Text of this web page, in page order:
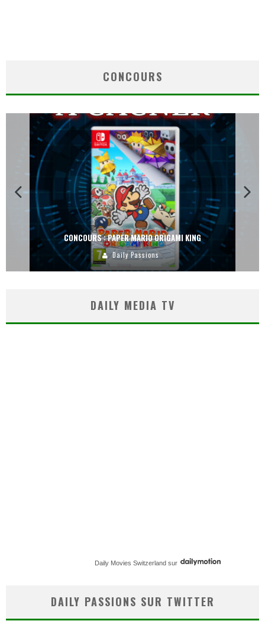
CONCOURS
CONCOURS : PAPER MARIO ORIGAMI KING
Daily Passions
DAILY MEDIA TV
Daily Movies Switzerland sur
DAILY PASSIONS SUR TWITTER